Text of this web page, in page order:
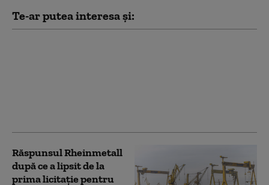
Te-ar putea interesa și:
Răspunsul Rheinmetall
după ce a lipsit de la
prima licitație pentru